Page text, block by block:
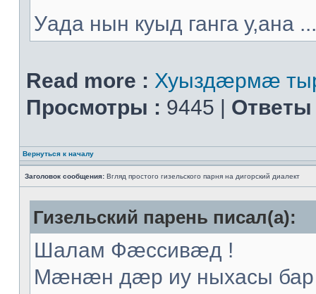
Уада нын куыд ганга у,ана ...
Read more : Хуыздæрмæ
Просмотры : 9445 | Ответы
Вернуться к началу
Заголовок сообщения: Вгляд простого гизельского парня на дигорский диалект
Гизельский парень писал(а):
Шалам Фæссивæд !
Мæнæн дæр иу ныхасы бар